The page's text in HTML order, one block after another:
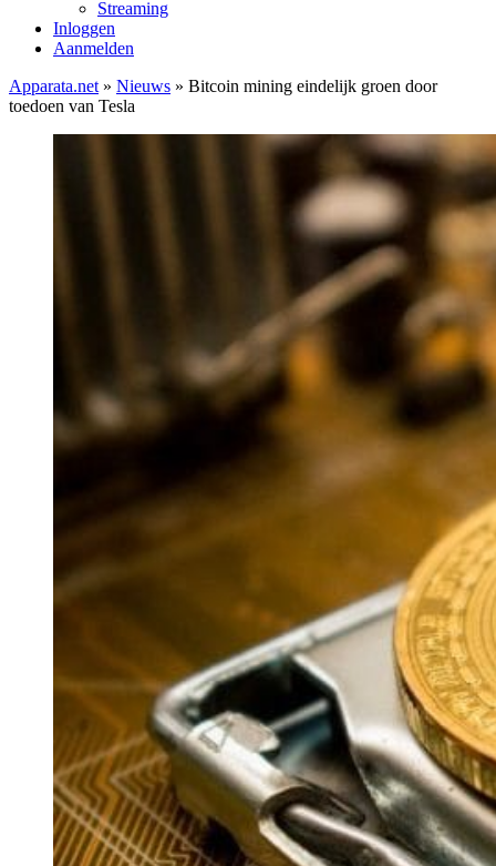
Streaming
Inloggen
Aanmelden
Apparata.net » Nieuws » Bitcoin mining eindelijk groen door
toedoen van Tesla